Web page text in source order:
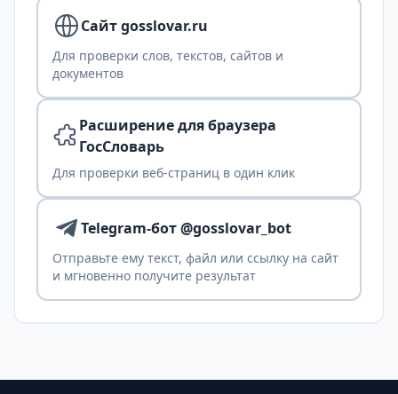
Сайт gosslovar.ru
Для проверки слов, текстов, сайтов и
документов
Расширение для браузера
ГосСловарь
Для проверки веб-страниц в один клик
Telegram-бот @gosslovar_bot
Отправьте ему текст, файл или ссылку на сайт
и мгновенно получите результат